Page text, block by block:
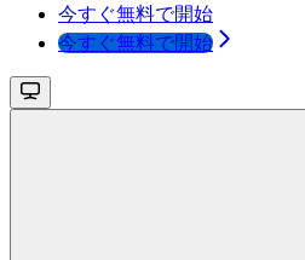
今すぐ無料で開始
今すぐ無料で開始